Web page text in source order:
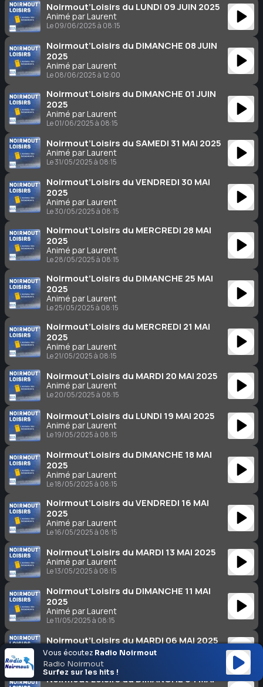
Noirmout’Loisirs du LUNDI 09 JUIN 2025
Animé par Laurent
Le 09/06/2025 à 08:15
Noirmout’Loisirs du DIMANCHE 08 JUIN
2025
Animé par Laurent
Le 08/06/2025 à 12:00
Noirmout’Loisirs du DIMANCHE 01 JUIN
2025
Animé par Laurent
Le 01/06/2025 à 08:15
Noirmout’Loisirs du SAMEDI 31 MAI 2025
Animé par Laurent
Le 31/05/2025 à 08:15
Noirmout’Loisirs du VENDREDI 30 MAI
2025
Animé par Laurent
Le 30/05/2025 à 08:15
Noirmout’Loisirs du MERCREDI 28 MAI
2025
Animé par Laurent
Le 28/05/2025 à 08:15
Noirmout’Loisirs du DIMANCHE 25 MAI
2025
Animé par Laurent
Le 25/05/2025 à 08:15
Noirmout’Loisirs du MERCREDI 21 MAI
2025
Animé par Laurent
Le 21/05/2025 à 08:15
Noirmout’Loisirs du MARDI 20 MAI 2025
Animé par Laurent
Le 20/05/2025 à 08:15
Noirmout’Loisirs du LUNDI 19 MAI 2025
Animé par Laurent
Le 19/05/2025 à 08:15
Noirmout’Loisirs du DIMANCHE 18 MAI
2025
Animé par Laurent
Le 18/05/2025 à 08:15
Noirmout’Loisirs du VENDREDI 16 MAI
2025
Animé par Laurent
Le 16/05/2025 à 08:15
Noirmout’Loisirs du MARDI 13 MAI 2025
Animé par Laurent
Le 13/05/2025 à 08:15
Noirmout’Loisirs du DIMANCHE 11 MAI
2025
Animé par Laurent
Le 11/05/2025 à 08:15
Noirmout’Loisirs du MARDI 06 MAI 2025
Animé par Laurent
Le 06/05/2025 à 08:15
Noirmout’Loisirs du DIMANCHE 04 MAI
Vous écoutez Radio Noirmout
Radio Noirmout
Surfez sur les hits !